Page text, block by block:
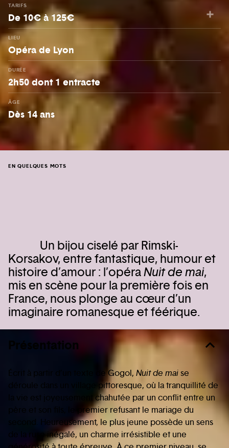
TARIFS
De 10€ à 125€
LIEU
Opéra de Lyon
DURÉE
2h50 dont 1 entracte
ÂGE
Dès 14 ans
EN QUELQUES MOTS
Un bijou ciselé par Rimski-
Korsakov, entre fantastique, humour et
histoire d’amour : l’opéraNuit de mai,
mis en scène pour la première fois en
France, nous plonge au cœur d’un
imaginaire romanesque et féérique.
Présentation
Écrit à partir d’un texte de Gogol, Nuit de maise
déroule dans un village pittoresque, où la tranquillité de
la vie est joyeusement chahutée par un conflit entre un
père et son fils, le premier refusant le mariage du
second. Heureusement, le plus jeune possède un sens
de la ruse inégalé, un charme irrésistible et une